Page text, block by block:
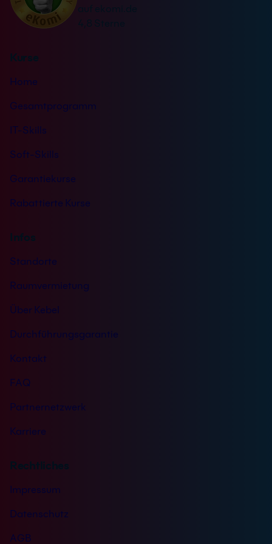
auf ekomi.de
4,8 Sterne
Kurse
Home
Gesamtprogramm
IT-Skills
Soft-Skills
Garantiekurse
Rabattierte Kurse
Infos
Standorte
Raumvermietung
Über Kebel
Durchführungsgarantie
Kontakt
FAQ
Partnernetzwerk
Karriere
Rechtliches
Impressum
Datenschutz
AGB